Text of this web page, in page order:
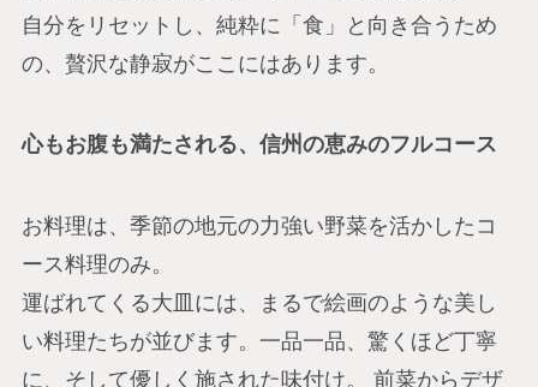
自分をリセットし、純粋に「食」と向き合うため
の、贅沢な静寂がここにはあります。
心もお腹も満たされる、信州の恵みのフルコース
お料理は、季節の地元の力強い野菜を活かしたコ
ース料理のみ。
運ばれてくる大皿には、まるで絵画のような美し
い料理たちが並びます。一品一品、驚くほど丁寧
に、そして優しく施された味付け。 前菜からデザ